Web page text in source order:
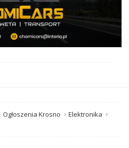
Ogłoszenia Krosno
Elektronika